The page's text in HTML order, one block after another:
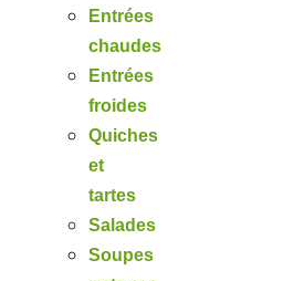
Entrées
chaudes
Entrées
froides
Quiches
et
tartes
Salades
Soupes